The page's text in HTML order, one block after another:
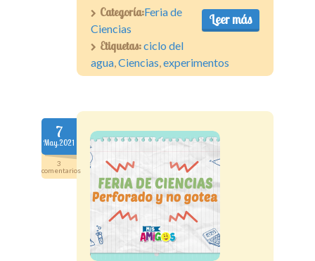
Leer más
Categoría:Feria de
Ciencias
Etiquetas:ciclo del
agua,Ciencias,experimentos
7
May.2021
3
comentarios